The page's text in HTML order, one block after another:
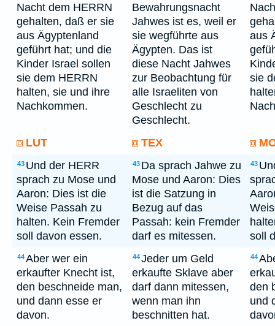
Nacht dem HERRN
gehalten, daß er sie
aus Ägyptenland
geführt hat; und die
Kinder Israel sollen
sie dem HERRN
halten, sie und ihre
Nachkommen.
Bewahrungsnacht
Jahwes ist es, weil er
sie wegführte aus
Ägypten. Das ist
diese Nacht Jahwes
zur Beobachtung für
alle Israeliten von
Geschlecht zu
Geschlecht.
aus
sie
LUT TEX
43 Und der HERR
sprach zu Mose und
Aaron: Dies ist die
Weise Passah zu
halten. Kein Fremder
soll davon essen.
43 Da sprach Jahwe zu
Mose und Aaron: Dies
ist die Satzung in
Bezug auf das
Passah: kein Fremder
darf es mitessen.
43
soll
44Aber wer ein
erkaufter Knecht ist,
den beschneide man,
und dann esse er
davon.
44Jeder um Geld
erkaufte Sklave aber
darf dann mitessen,
wenn man ihn
beschnitten hat.
44
den
und